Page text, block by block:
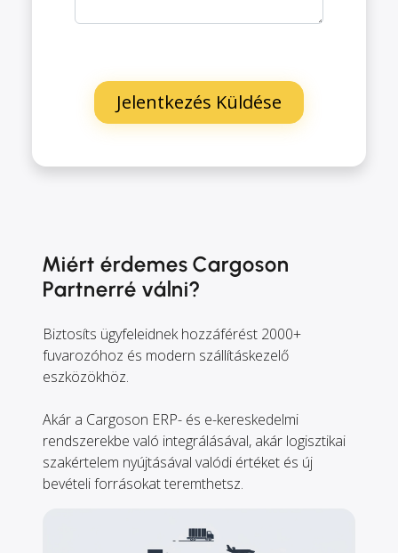
Miért érdemes Cargoson
Partnerré válni?
Biztosíts ügyfeleidnek hozzáférést 2000+
fuvarozóhoz és modern szállításkezelő
eszközökhöz.
Akár a Cargoson ERP- és e-kereskedelmi
rendszerekbe való integrálásával, akár logisztikai
szakértelem nyújtásával valódi értéket és új
bevételi forrásokat teremthetsz.